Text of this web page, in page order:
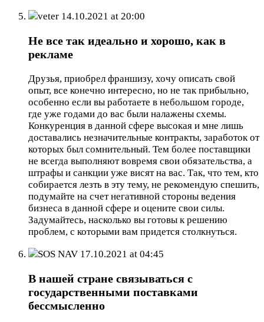
veter 14.10.2021 at 20:00
Не все так идеально и хорошо, как в
рекламе
Друзья, приобрел франшизу, хочу описать свой
опыт, все конечно интересно, но не так прибыльно,
особенно если вы работаете в небольшом городе,
где уже годами до вас были налажены схемы.
Конкуренция в данной сфере высокая и мне лишь
доставались незначительные контракты, заработок от
которых был сомнительный. Тем более поставщики
не всегда выполняют вовремя свои обязательства, а
штрафы и санкции уже висят на вас. Так, что тем, кто
собирается лезть в эту тему, не рекомендую спешить,
подумайте на счет негативной стороны ведения
бизнеса в данной сфере и оцените свои силы.
Задумайтесь, насколько вы готовы к решению
проблем, с которыми вам придется столкнуться.
SOS NAV 17.10.2021 at 04:45
В нашей стране связываться с
государственными поставками
бессмысленно